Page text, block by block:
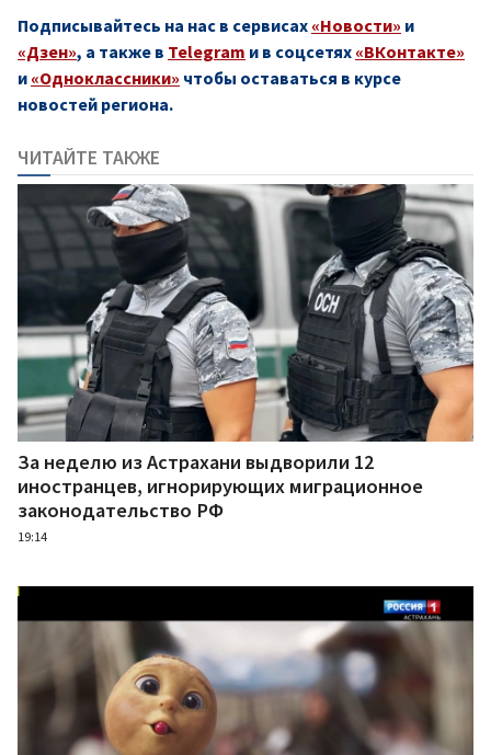
Подписывайтесь на нас в сервисах «Новости» и
«Дзен», а также в Telegram и в соцсетях «ВКонтакте»
и «Одноклассники» чтобы оставаться в курсе
новостей региона.
ЧИТАЙТЕ ТАКЖЕ
За неделю из Астрахани выдворили 12
иностранцев, игнорирующих миграционное
законодательство РФ
19:14